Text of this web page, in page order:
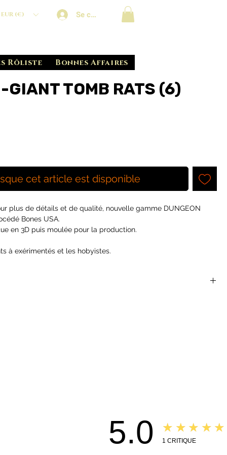
EUR (€) Se connecter
Rôliste Bonnes Affaires
TOMB RATS (6)
cet article est disponible
plus de détails et de qualité, nouvelle gamme DUNGEON
Bones USA.
en 3D puis moulée pour la production.
à exérimentés et les hobyistes.
Dragon Age, Castles and Crusades, Hackmaster,
nécessiter un assemblage
et de monstres pour les rôlistes fantastiques, les peintres de
5.0 ★★★★★
1 CRITIQUE